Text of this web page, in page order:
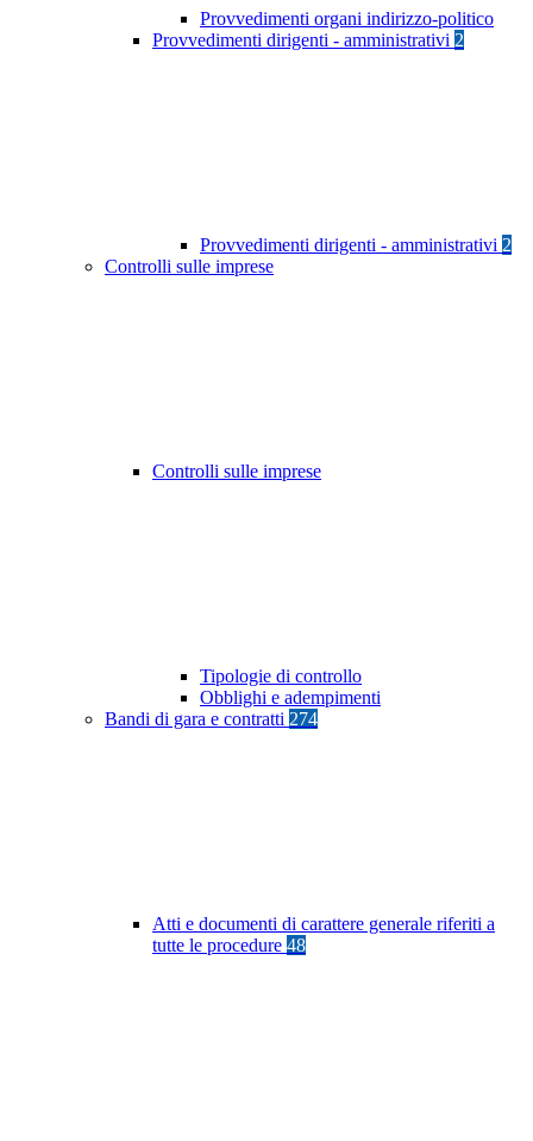
Provvedimenti organi indirizzo-politico
Provvedimenti dirigenti - amministrativi 2
Provvedimenti dirigenti - amministrativi 2
Controlli sulle imprese
Controlli sulle imprese
Tipologie di controllo
Obblighi e adempimenti
Bandi di gara e contratti 274
Atti e documenti di carattere generale riferiti a
tutte le procedure 48